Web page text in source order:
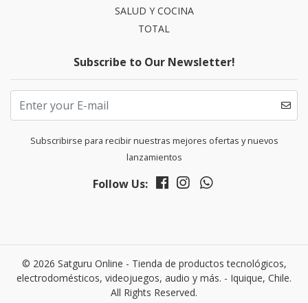
SALUD Y COCINA
TOTAL
Subscribe to Our Newsletter!
Subscribirse para recibir nuestras mejores ofertas y nuevos
lanzamientos
Follow Us:
© 2026 Satguru Online - Tienda de productos tecnológicos,
electrodomésticos, videojuegos, audio y más. - Iquique, Chile.
All Rights Reserved.